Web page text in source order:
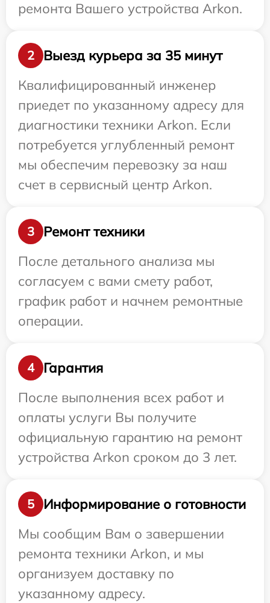
ремонта Вашего устройства Arkon.
2
Выезд курьера за 35 минут
Квалифицированный инженер
приедет по указанному адресу для
диагностики техники Arkon. Если
потребуется углубленный ремонт
мы обеспечим перевозку за наш
счет в сервисный центр Arkon.
3
Ремонт техники
После детального анализа мы
согласуем с вами смету работ,
график работ и начнем ремонтные
операции.
4
Гарантия
После выполнения всех работ и
оплаты услуги Вы получите
официальную гарантию на ремонт
устройства Arkon сроком до 3 лет.
5
Информирование о готовности
Мы сообщим Вам о завершении
ремонта техники Arkon, и мы
организуем доставку по
указанному адресу.